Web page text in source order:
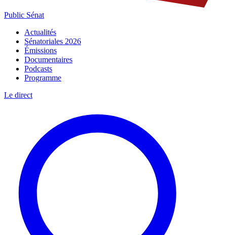
Public Sénat
Actualités
Sénatoriales 2026
Émissions
Documentaires
Podcasts
Programme
Le direct